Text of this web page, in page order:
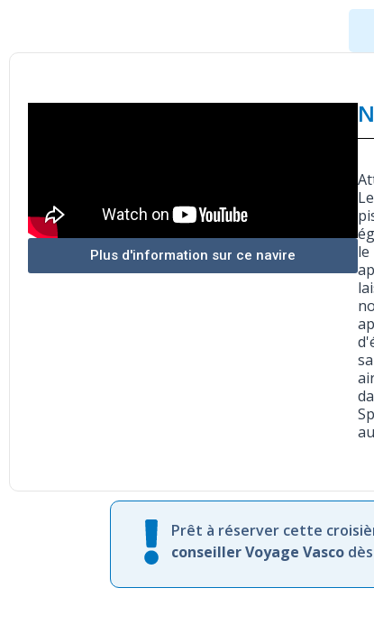
Plus d'information sur ce navire
le
Prêt à réserver cette
conseiller Voyage Vasco